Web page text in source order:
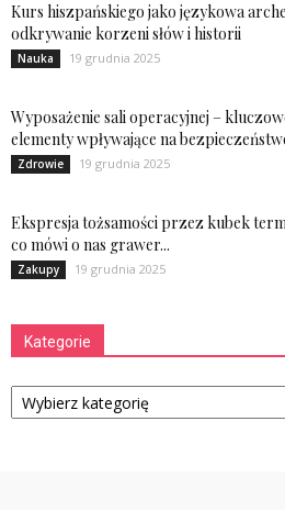
Kurs hiszpańskiego jako językowa
odkrywanie korzeni słów i historii
Nauka 19 grudnia 2025
Wyposażenie sali operacyjnej –
elementy wpływające na
Zdrowie 19 grudnia 2025
Ekspresja tożsamości przez kubek
co mówi o nas grawer...
Zakupy 19 grudnia 2025
Kategorie
Kategorie